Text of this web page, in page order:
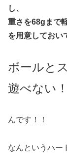
し、
重さを68gまで
を用意しておい
ボールと
遊べない！
んです！！
なんというハー